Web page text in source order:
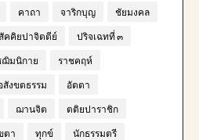
คาถา จาริกบุญ ชัยมงคล
คคิยปาจิตตีย์ ปริจเฉทที่ ๓
มนิกาย ราชคฤห์
สังขตธรรม อัตตา
ฌานจิต ตติยปาราชิก
ตา ทุกข์ นักธรรมตรี